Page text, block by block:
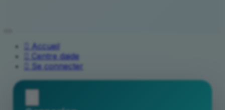
Accueil
Centre daide
Se connecter